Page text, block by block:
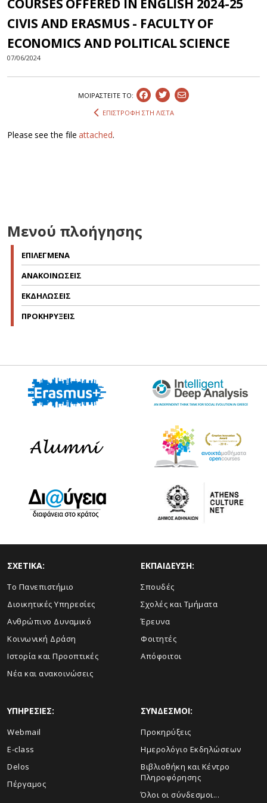
COURSES OFFERED IN ENGLISH 2024-25
CIVIS AND ERASMUS - FACULTY OF
ECONOMICS AND POLITICAL SCIENCE
07/06/2024
ΜΟΙΡΑΣΤEIΤΕ ΤΟ:
ΕΠΙΣΤΡΟΦΗ ΣΤΗ ΛΙΣΤΑ
Please see the fileattached.
Μενού πλοήγησης
ΕΠΙΛΕΓΜΕΝΑ
ΑΝΑΚΟΙΝΩΣΕΙΣ
ΕΚΔΗΛΩΣΕΙΣ
ΠΡΟΚΗΡΥΞΕΙΣ
ΣΧΕΤΙΚΑ:
Το Πανεπιστήμιο
Διοικητικές Υπηρεσίες
Ανθρώπινο Δυναμικό
Κοινωνική Δράση
Ιστορία και Προοπτικές
Νέα και ανακοινώσεις
ΕΚΠΑΙΔΕΥΣΗ:
Σπουδές
Σχολές και Τμήματα
Έρευνα
Φοιτητές
Απόφοιτοι
ΥΠΗΡΕΣΙΕΣ:
Webmail
E-class
Delos
Πέργαμος
ΣΥΝΔΕΣΜΟΙ:
Προκηρύξεις
Ημερολόγιο Εκδηλώσεων
Βιβλιοθήκη και Κέντρο
Πληροφόρησης
Όλοι οι σύνδεσμοι...